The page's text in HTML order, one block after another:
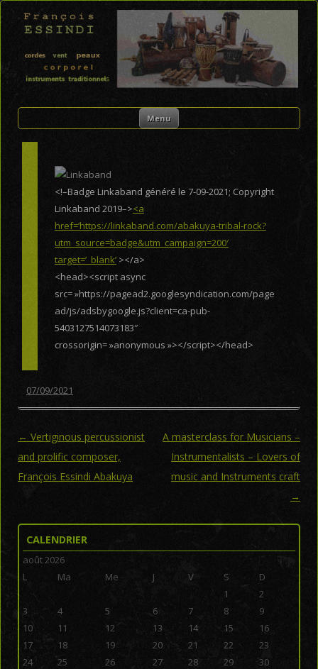
FRANÇOIS ESSINDI
Menu Skip to content
<!–Badge Linkaband généré le 7-09-2021; Copyright
Linkaband 2019–><a
href=’https://linkaband.com/abakuya-tribal-rock?
utm_source=badge&utm_campaign=200′
target=’_blank’></a>
<head><script async
src= »https://pagead2.googlesyndication.com/page
ad/js/adsbygoogle.js?client=ca-pub-
5403127514073183″
crossorigin= »anonymous »></script></head>
07/09/2021
Post navigation
← Vertiginous percussionist
and prolific composer,
François Essindi Abakuya
A masterclass for Musicians –
Instrumentalists – Lovers of
music and Instruments craft
→
CALENDRIER
août 2026
L
Ma Me J V S D
1
2
3
4 5 6 7 8
9
10
11 12 13 14 15
16
17
18 19 20 21 22
23
24
25 26 27 28 29
30